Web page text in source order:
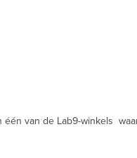
van de Lab9-winkels